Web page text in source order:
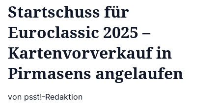
Startschuss für
Euroclassic 2025 –
Kartenvorverkauf in
Pirmasens angelaufen
von psst!-Redaktion